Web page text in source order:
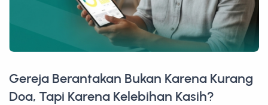
Gereja Berantakan Bukan Karena Kurang
Doa, Tapi Karena Kelebihan Kasih?